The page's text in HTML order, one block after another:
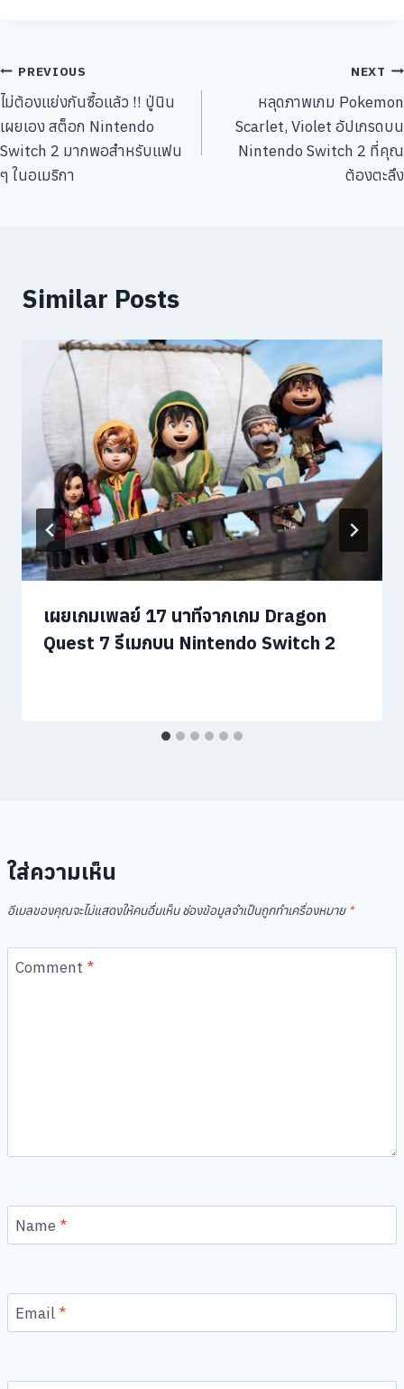
แนะแนว
เรื่อง
PREVIOUS
ไม่ต้องแย่งกันซื้อแล้ว !! ปู่นิน
เผยเอง สต็อก Nintendo
Switch 2 มากพอสำหรับแฟน
ๆ ในอเมริกา
NEXT
หลุดภาพเกม Pokemon
Scarlet, Violet อัปเกรดบน
Nintendo Switch 2 ที่คุณ
ต้องตะลึง
Similar Posts
เผยเกมเพลย์ 17 นาทีจากเกม Dragon
Quest 7 รีเมกบน Nintendo Switch 2
ใส่ความเห็น
อีเมลของคุณจะไม่แสดงให้คนอื่นเห็น ช่องข้อมูลจำเป็นถูกทำเครื่องหมาย *
Comment *
Name *
Email *